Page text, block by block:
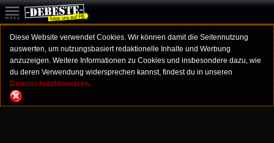
Diese Website verwendet Cookies. Wir können damit die Seitennutzung
auswerten, um nutzungsbasiert redaktionelle Inhalte und Werbung
anzuzeigen. Weitere Informationen zu Cookies und insbesondere dazu, wie
du deren Verwendung widersprechen kannst, findest du in unseren
Datenschutzhinweisen.